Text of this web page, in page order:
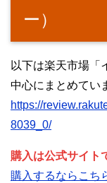
ー）
以下は楽天市場「
中心にまとめてい
https://
8039_0/
購入は公式サイト
購入するならこち